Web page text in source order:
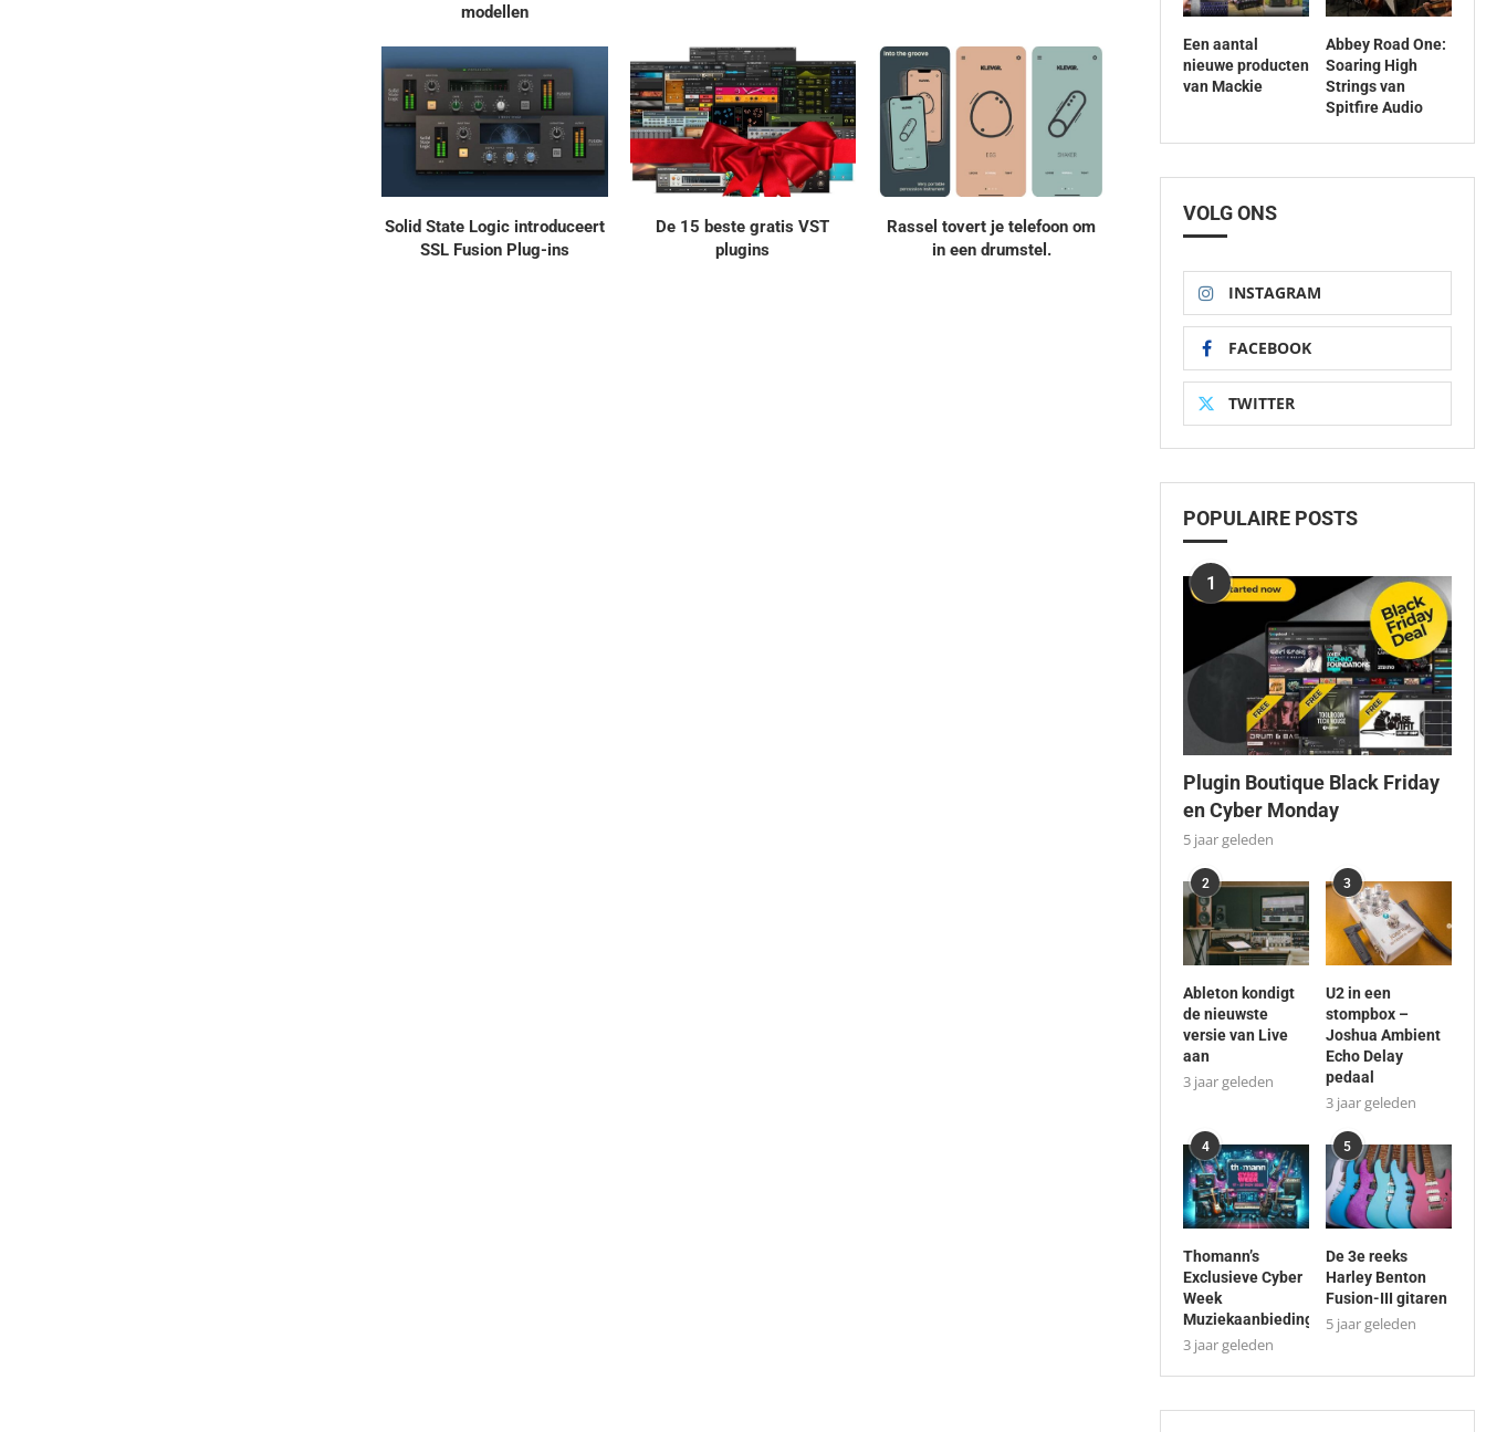
modellen
Solid State Logic introduceert
SSL Fusion Plug-ins
De 15 beste gratis VST
plugins
Rassel tovert je telefoon om
in een drumstel.
Een aantal
nieuwe producten
van Mackie
Abbey Road One:
Soaring High
Strings van
Spitfire Audio
VOLG ONS
INSTAGRAM
FACEBOOK
TWITTER
POPULAIRE POSTS
1
Plugin Boutique Black Friday
en Cyber Monday
5 jaar geleden
2
Ableton kondigt
de nieuwste
versie van Live
aan
3 jaar geleden
3
U2 in een
stompbox –
Joshua Ambient
Echo Delay
pedaal
3 jaar geleden
4
Thomann’s
Exclusieve Cyber
Week
Muziekaanbiedingen
3 jaar geleden
5
De 3e reeks
Harley Benton
Fusion-III gitaren
5 jaar geleden